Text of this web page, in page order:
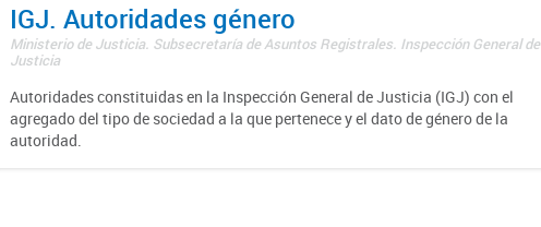
IGJ. Autoridades género
Ministerio de Justicia. Subsecretaría de Asuntos Registrales. Inspección General de
Justicia
Autoridades constituidas en la Inspección General de Justicia (IGJ) con el
agregado del tipo de sociedad a la que pertenece y el dato de género de la
autoridad.